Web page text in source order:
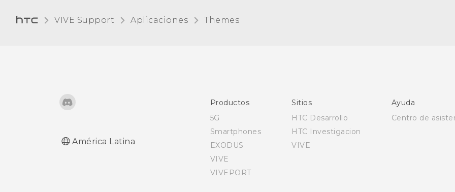
VIVE Support Aplicaciones Themes
América Latina
Productos
5G
Smartphones
EXODUS
VIVE
VIVEPORT
Sitios
HTC Desarrollo
HTC Investigacion
VIVE
Ayuda
Centro de